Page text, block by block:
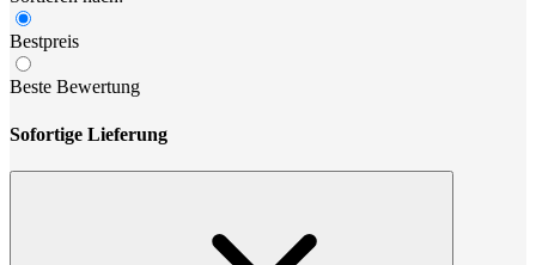
Bestpreis
Beste Bewertung
Sofortige Lieferung